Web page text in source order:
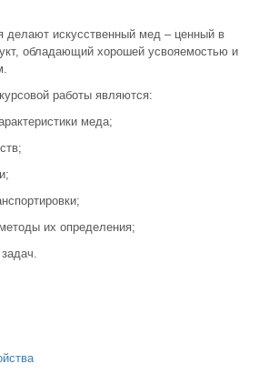
делают искусственный мед – ценный в
обладающий хорошей усвояемостью и
работы являются:
меда;
их определения;